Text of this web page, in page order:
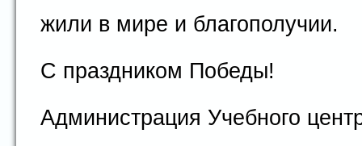
жили в мире и благополучии.
С праздником Победы!
Администрация Учебного